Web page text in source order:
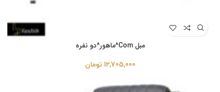
مبل Com^ماهور^دو نفره
12,705,000 تومان